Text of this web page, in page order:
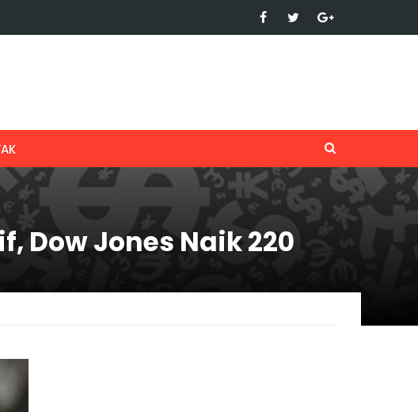
Dow Jones Naik 220